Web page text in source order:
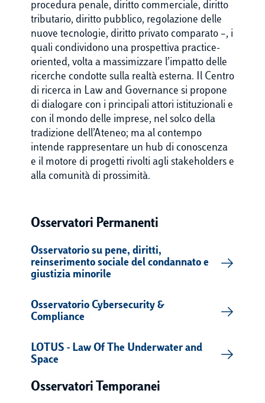
procedura penale, diritto commerciale, diritto
tributario, diritto pubblico, regolazione delle
nuove tecnologie, diritto privato comparato –, i
quali condividono una prospettiva practice-
oriented, volta a massimizzare l’impatto delle
ricerche condotte sulla realtà esterna. Il Centro
di ricerca in Law and Governance si propone
di dialogare con i principali attori istituzionali e
con il mondo delle imprese, nel solco della
tradizione dell’Ateneo; ma al contempo
intende rappresentare un hub di conoscenza
e il motore di progetti rivolti agli stakeholders e
alla comunità di prossimità.
Osservatori Permanenti
Osservatorio su pene, diritti,
reinserimento sociale del condannato e
giustizia minorile
Osservatorio Cybersecurity &
Compliance
LOTUS - Law Of The Underwater and
Space
Osservatori Temporanei